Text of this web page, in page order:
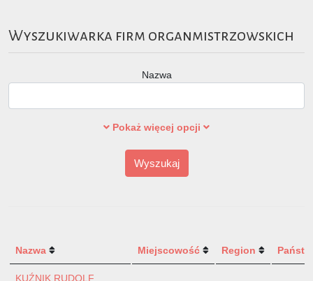
Wyszukiwarka firm organmistrzowskich
Nazwa
Pokaż więcej opcji
Wyszukaj
Nazwa Miejscowość Region
KUŹNIK RUDOLF